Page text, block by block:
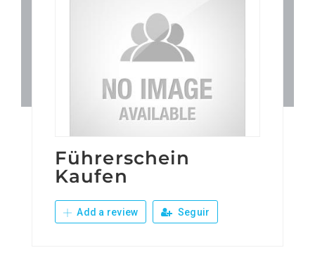
Junta Local Desarrollo
Adiestramientos
Führerschein
Kaufen
Add a review Seguir